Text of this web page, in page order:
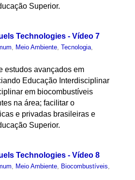
Superior.
Technologies - Vídeo 7
Meio Ambiente ,Tecnologia
estudos avançados em
Educação Interdisciplinar
em biocombustíveis
na área; facilitar o
e privadas brasileiras e
Superior.
Technologies - Vídeo 8
Meio Ambiente Biocombustíveis